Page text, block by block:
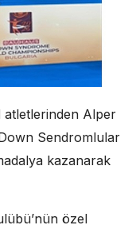
atletlerinden Alper
Sendromlular
kazanarak
özel